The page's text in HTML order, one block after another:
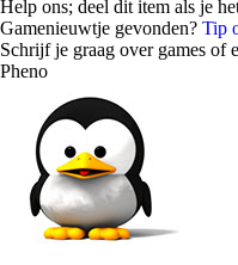
Help ons; deel dit item als je
Gamenieuwtje gevonden? Tip
Schrijf je graag over games of
Pheno